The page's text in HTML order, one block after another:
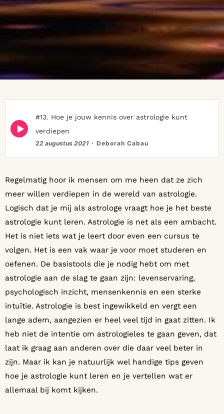
Episode
play
#13. Hoe je jouw kennis over astrologie kunt
verdiepen
22 augustus 2021 Deborah Cabau
Regelmatig hoor ik mensen om me heen dat ze zich
meer willen verdiepen in de wereld van astrologie.
Logisch dat je mij als astrologe vraagt hoe je het beste
astrologie kunt leren. Astrologie is net als een ambacht.
Het is niet iets wat je leert door even een cursus te
volgen. Het is een vak waar je voor moet studeren en
oefenen. De basistools die je nodig hebt om met
astrologie aan de slag te gaan zijn: levenservaring,
psychologisch inzicht, mensenkennis en een sterke
intuïtie. Astrologie is best ingewikkeld en vergt een
lange adem, aangezien er heel veel tijd in gaat zitten. Ik
heb niet de intentie om astrologieles te gaan geven, dat
laat ik graag aan anderen over die daar veel beter in
zijn. Maar ik kan je natuurlijk wel handige tips geven
hoe je astrologie kunt leren en je vertellen wat er
allemaal bij komt kijken.